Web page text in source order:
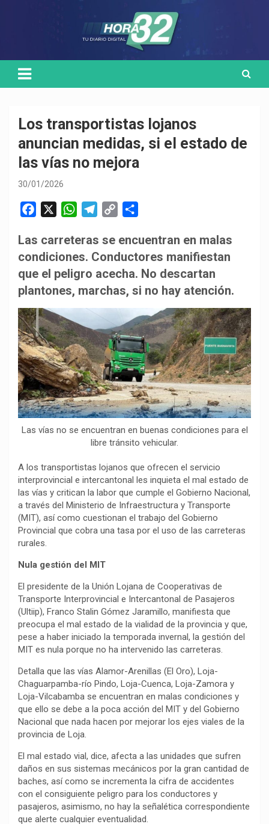
Los transportistas lojanos
anuncian medidas, si el estado de
las vías no mejora
30/01/2026
c
e
b
o
k
W
a
t
s
A
l
e
g
r
m
p
y
L
i
m
p
a
r
i
r
Las carreteras se encuentran en malas
condiciones. Conductores manifiestan
que el peligro acecha. No descartan
plantones, marchas, si no hay atención.
Las vías no se encuentran en buenas condiciones para el
libre tránsito vehicular.
A los transportistas lojanos que ofrecen el servicio
interprovincial e intercantonal les inquieta el mal estado de
las vías y critican la labor que cumple el Gobierno Nacional,
a través del Ministerio de Infraestructura y Transporte
(MIT), así como cuestionan el trabajo del Gobierno
Provincial que cobra una tasa por el uso de las carreteras
rurales.
Nula gestión del MIT
El presidente de la Unión Lojana de Cooperativas de
Transporte Interprovincial e Intercantonal de Pasajeros
(Ultiip), Franco Stalin Gómez Jaramillo, manifiesta que
preocupa el mal estado de la vialidad de la provincia y que,
pese a haber iniciado la temporada invernal, la gestión del
MIT es nula porque no ha intervenido las carreteras.
Detalla que las vías Alamor-Arenillas (El Oro), Loja-
Chaguarpamba-río Pindo, Loja-Cuenca, Loja-Zamora y
Loja-Vilcabamba se encuentran en malas condiciones y
que ello se debe a la poca acción del MIT y del Gobierno
Nacional que nada hacen por mejorar los ejes viales de la
provincia de Loja.
El mal estado vial, dice, afecta a las unidades que sufren
daños en sus sistemas mecánicos por la gran cantidad de
baches, así como se incrementa la cifra de accidentes
con el consiguiente peligro para los conductores y
pasajeros, asimismo, no hay la señalética correspondiente
que alerte cualquier eventualidad.